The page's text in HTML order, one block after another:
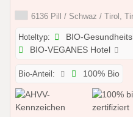
6136 Pill / Schwaz / Tirol,
Hoteltyp: BIO-
BIO-VEGANES Hotel
Bio-Anteil: 100% Bio